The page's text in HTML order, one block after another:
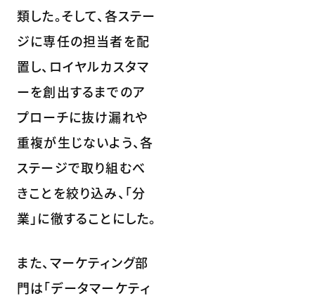
類した。そして、各ステー
ジに専任の担当者を配
置し、ロイヤルカスタマ
ーを創出するまでのア
プローチに抜け漏れや
重複が生じないよう、各
ステージで取り組むべ
きことを絞り込み、「分
業」に徹することにした。
また、マーケティング部
門は「データマーケティ